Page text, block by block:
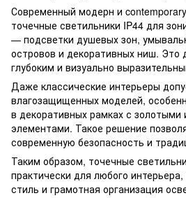
Современный модерн и
точечные светильники IP44 для
— подсветки душевых зон,
островов и декоративных ниш. Это
глубоким и визуально
Даже классические интерьеры
влагозащищенных моделей,
в декоративных рамках с золотыми
элементами. Такое решение
современную безопасность и
Таким образом, точечные
практически для любого
стиль и грамотная организация